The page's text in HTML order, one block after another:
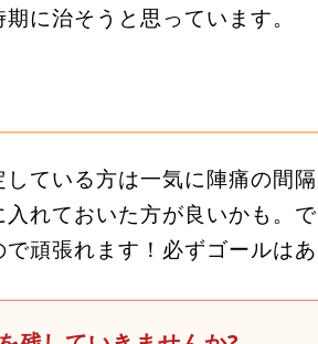
に治そうと思っています。
ている方は一気に陣痛の間
れておいた方が良いかも。
頑張れます！必ずゴールは